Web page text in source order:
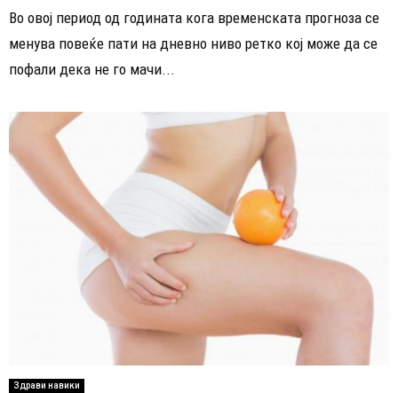
Во овој период од годината кога временската прогноза се
менува повеќе пати на дневно ниво ретко кој може да се
пофали дека не го мачи...
Здрави навики